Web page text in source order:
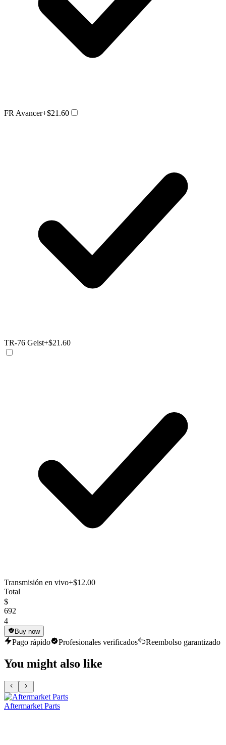
FR Avancer+$21.60
TR-76 Geist+$21.60
Transmisión en vivo+$12.00
Total
$
692
4
Buy now
Pago rápido Profesionales verificados Reembolso garantizado
You might also like
Aftermarket Parts